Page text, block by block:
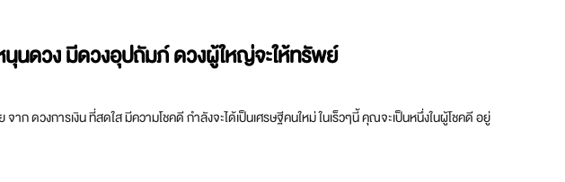
นดวง มีดวงอุปถัมภ์ ดวงผู้ใหญ่จะให้ทรัพย์
าก ดวงการเงิน ที่สดใส มีความโชคดี กำลังจะได้เป็นเศรษฐีคนใหม่ ในเร็วๆนี้ คุณจะเป็นหนึ่งในผู้โชคดี อยู่